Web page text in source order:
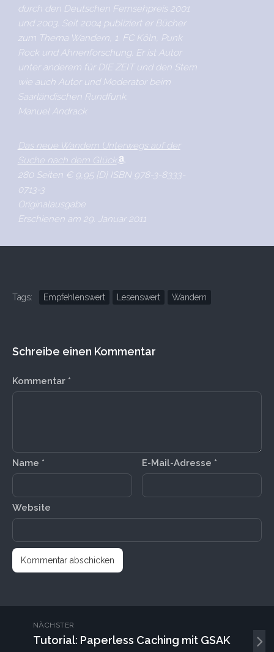
durch den Deutschen Fernsehpreis 2001
und 2003. Seit 2004 publiziert er Bücher
zum Thema Wandern, 1. FC Köln, Punk
Rock und Ahnenforschung. Er ist Autor
unter anderem für DIE ZEIT und den Stern
wie auch Autor und Moderator beim
Saarländischen Rundfunk.
Manuel Andrack
Das neue Wandern Unterwegs auf der
Suche nach dem Glück
280 Seiten € 9,95 [D] ISBN 978-3-8333-
0713-3
Originalausgabe
Erschienen am 29. Januar 2011
Tags: Empfehlenswert Lesenswert Wandern
Schreibe einen Kommentar
Kommentar *
Name * E-Mail-Adresse *
Website
NÄCHSTER
Tutorial: Paperless Caching mit GSAK